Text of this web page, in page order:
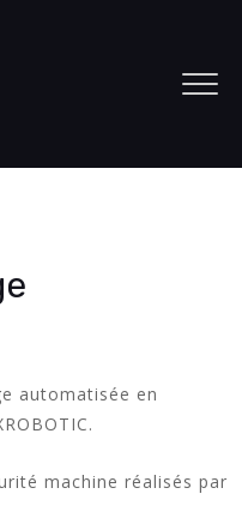
automatisée en
machine réalisés par